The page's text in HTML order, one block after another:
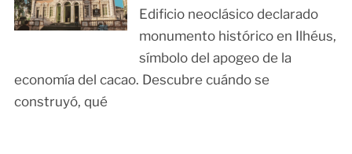
Edificio neoclásico declarado
monumento histórico en Ilhéus,
símbolo del apogeo de la
economía del cacao. Descubre cuándo se
construyó, qué